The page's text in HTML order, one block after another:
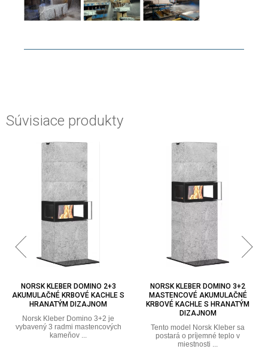
Súvisiace produkty
NORSK KLEBER DOMINO 2+3
AKUMULAČNÉ KRBOVÉ KACHLE S
HRANATÝM DIZAJNOM
Norsk Kleber Domino 3+2 je
vybavený 3 radmi mastencových
kameňov ...
NORSK KLEBER DOMINO 3+2
MASTENCOVÉ AKUMULAČNÉ
KRBOVÉ KACHLE S HRANATÝM
DIZAJNOM
Tento model Norsk Kleber sa
postará o príjemné teplo v
miestnosti ...